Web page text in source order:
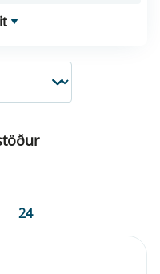
24